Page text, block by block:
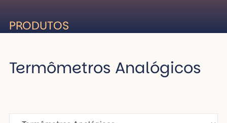
PRODUTOS
Termômetros Analógicos